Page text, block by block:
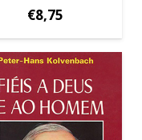
€8,75